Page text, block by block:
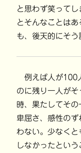
と思わず笑って
とそんなことは
も、後天的にそ
例えば人が100
のに残り一人が
時、果たしてそ
卑屈さ、感性の
わない。少なく
しなかったとい